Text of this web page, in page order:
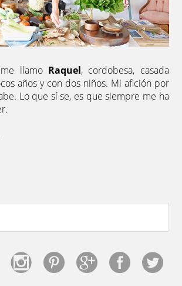
llamo Raquel, cordobesa, casada
años y con dos niños. Mi afición por
Lo que sí se, es que siempre me ha